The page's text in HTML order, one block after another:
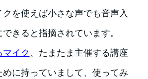
クを使えば小さな声でも音声入
きると指摘されています。
イク 、たまたま主催する講座
めに持っていまして、使ってみ